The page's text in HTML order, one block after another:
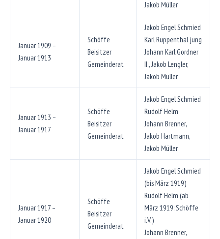
Jakob Müller
Januar 1909 –
Januar 1913
Schöffe
Beisitzer
Gemeinderat
Jakob Engel Schmied
Karl Ruppenthal jung
Johann Karl Gordner
II., Jakob Lengler,
Jakob Müller
Januar 1913 –
Januar 1917
Schöffe
Beisitzer
Gemeinderat
Jakob Engel Schmied
Rudolf Helm
Johann Brenner,
Jakob Hartmann,
Jakob Müller
Januar 1917 –
Januar 1920
Schöffe
Beisitzer
Gemeinderat
Jakob Engel Schmied
(bis März 1919)
Rudolf Helm (ab
März 1919: Schöffe
i.V.)
Johann Brenner,